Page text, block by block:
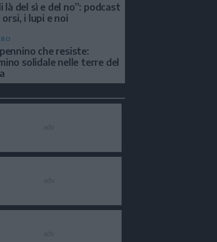
là del sì e del no”: podcast
orsi, i lupi e noi
che resiste:
solidale nelle terre del